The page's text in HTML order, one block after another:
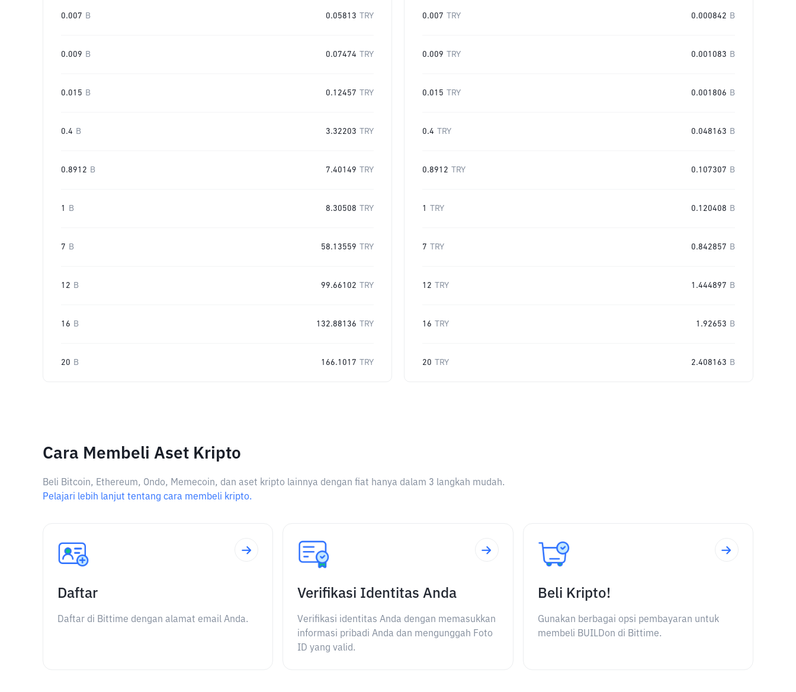
0.007 B 0.05813 TRY
0.009 B 0.07474 TRY
0.015 B 0.12457 TRY
0.4 B 3.32203 TRY
0.8912 B 7.40149 TRY
1 B 8.30508 TRY
7 B 58.13559 TRY
12 B 99.66102 TRY
16 B 132.88136 TRY
20 B 166.1017 TRY
0.007 TRY 0.000842 B
0.009 TRY 0.001083 B
0.015 TRY 0.001806 B
0.4 TRY 0.048163 B
0.8912 TRY 0.107307 B
1 TRY 0.120408 B
7 TRY 0.842857 B
12 TRY 1.444897 B
16 TRY 1.92653 B
20 TRY 2.408163 B
Cara Membeli Aset Kripto
Beli Bitcoin, Ethereum, Ondo, Memecoin, dan aset kripto lainnya dengan fiat hanya dalam 3 langkah mudah.
Pelajari lebih lanjut tentang cara membeli kripto.
Daftar
Daftar di Bittime dengan alamat email Anda.
Verifikasi Identitas Anda
Verifikasi identitas Anda dengan memasukkan
informasi pribadi Anda dan mengunggah Foto
ID yang valid.
Beli Kripto!
Gunakan berbagai opsi pembayaran untuk
membeli BUILDon di Bittime.